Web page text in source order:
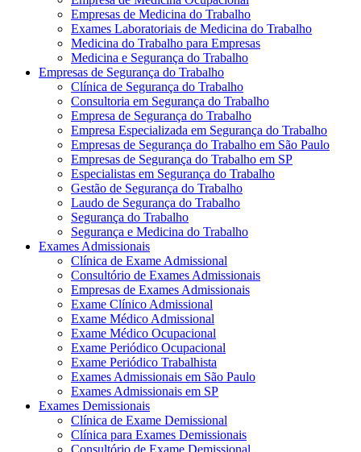
Empresas de Medicina do Trabalho
Exames Laboratoriais de Medicina do Trabalho
Medicina do Trabalho para Empresas
Medicina e Segurança do Trabalho
Empresas de Segurança do Trabalho
Clínica de Segurança do Trabalho
Consultoria em Segurança do Trabalho
Empresa de Segurança do Trabalho
Empresa Especializada em Segurança do Trabalho
Empresas de Segurança do Trabalho em São Paulo
Empresas de Segurança do Trabalho em SP
Especialistas em Segurança do Trabalho
Gestão de Segurança do Trabalho
Laudo de Segurança do Trabalho
Segurança do Trabalho
Segurança e Medicina do Trabalho
Exames Admissionais
Clínica de Exame Admissional
Consultório de Exames Admissionais
Empresas de Exames Admissionais
Exame Clínico Admissional
Exame Médico Admissional
Exame Médico Ocupacional
Exame Periódico Ocupacional
Exame Periódico Trabalhista
Exames Admissionais em São Paulo
Exames Admissionais em SP
Exames Demissionais
Clínica de Exame Demissional
Clínica para Exames Demissionais
Consultório de Exame Demissional